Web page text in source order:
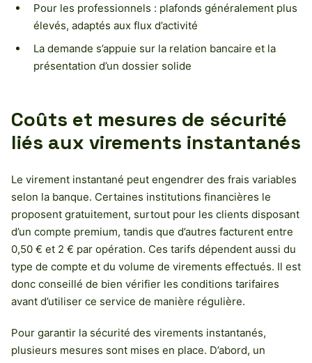
Pour les professionnels : plafonds généralement plus
élevés, adaptés aux flux d’activité
La demande s’appuie sur la relation bancaire et la
présentation d’un dossier solide
Coûts et mesures de sécurité
liés aux virements instantanés
Le virement instantané peut engendrer des frais variables
selon la banque. Certaines institutions financières le
proposent gratuitement, surtout pour les clients disposant
d’un compte premium, tandis que d’autres facturent entre
0,50 € et 2 € par opération. Ces tarifs dépendent aussi du
type de compte et du volume de virements effectués. Il est
donc conseillé de bien vérifier les conditions tarifaires
avant d’utiliser ce service de manière régulière.
Pour garantir la sécurité des virements instantanés,
plusieurs mesures sont mises en place. D’abord, un